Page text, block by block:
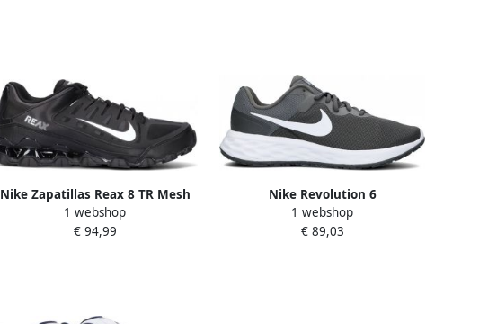
Nike Zapatillas Reax 8 TR Mesh
621716 Zwart Heren
1 webshop
€ 94,99
Nike Revolution 6
hardloopschoenen voor heren
(straat) Grijs
1 webshop
€ 89,03